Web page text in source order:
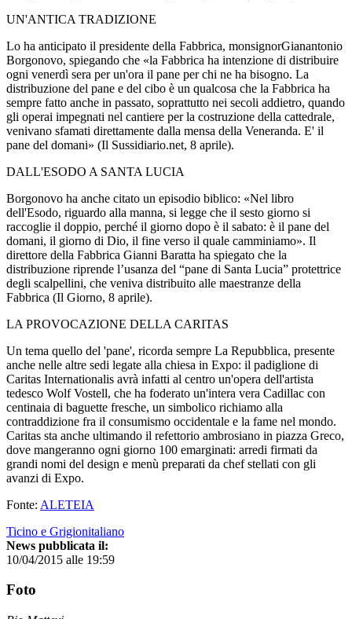
UN'ANTICA TRADIZIONE
Lo ha anticipato il presidente della Fabbrica, monsignorGianantonio
Borgonovo, spiegando che «la Fabbrica ha intenzione di distribuire
ogni venerdì sera per un'ora il pane per chi ne ha bisogno. La
distribuzione del pane e del cibo è un qualcosa che la Fabbrica ha
sempre fatto anche in passato, soprattutto nei secoli addietro, quando
gli operai impegnati nel cantiere per la costruzione della cattedrale,
venivano sfamati direttamente dalla mensa della Veneranda. E' il
pane del domani» (Il Sussidiario.net, 8 aprile).
DALL'ESODO A SANTA LUCIA
Borgonovo ha anche citato un episodio biblico: «Nel libro
dell'Esodo, riguardo alla manna, si legge che il sesto giorno si
raccoglie il doppio, perché il giorno dopo è il sabato: è il pane del
domani, il giorno di Dio, il fine verso il quale camminiamo». Il
direttore della Fabbrica Gianni Baratta ha spiegato che la
distribuzione riprende l’usanza del “pane di Santa Lucia” protettrice
degli scalpellini, che veniva distribuito alle maestranze della
Fabbrica (Il Giorno, 8 aprile).
LA PROVOCAZIONE DELLA CARITAS
Un tema quello del 'pane', ricorda sempre La Repubblica, presente
anche nelle altre sedi legate alla chiesa in Expo: il padiglione di
Caritas Internationalis avrà infatti al centro un'opera dell'artista
tedesco Wolf Vostell, che ha foderato un'intera vera Cadillac con
centinaia di baguette fresche, un simbolico richiamo alla
contraddizione fra il consumismo occidentale e la fame nel mondo.
Caritas sta anche ultimando il refettorio ambrosiano in piazza Greco,
dove mangeranno ogni giorno 100 emarginati: arredi firmati da
grandi nomi del design e menù preparati da chef stellati con gli
avanzi di Expo.
Fonte: ALETEIA
Ticino e Grigionitaliano
News pubblicata il:
10/04/2015 alle 19:59
Foto